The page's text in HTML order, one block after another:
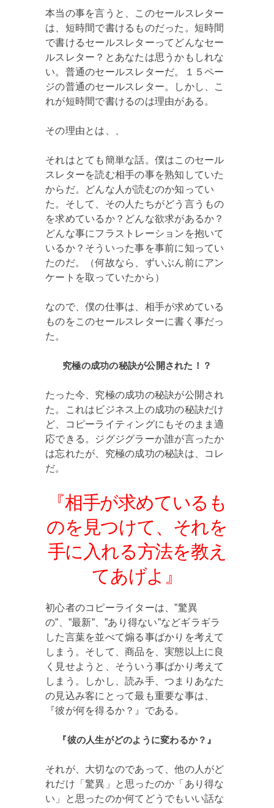
本当の事を言うと、このセールスレター
は、短時間で書けるものだった。短時間
で書けるセールスレターってどんなセー
ルスレター？とあなたは思うかもしれな
い。普通のセールスレターだ。１５ペー
ジの普通のセールスレター。しかし、こ
れが短時間で書けるのは理由がある。
その理由とは、、
それはとても簡単な話。僕はこのセール
スレターを読む相手の事を熟知していた
からだ。どんな人が読むのか知ってい
た。そして、その人たちがどう言うもの
を求めているか？どんな欲求があるか？
どんな事にフラストレーションを抱いて
いるか？そういった事を事前に知ってい
たのだ。（何故なら、ずいぶん前にアン
ケートを取っていたから）
なので、僕の仕事は、相手が求めている
ものをこのセールスレターに書く事だっ
た。
究極の成功の秘訣が公開された！？
たった今、究極の成功の秘訣が公開され
た。これはビジネス上の成功の秘訣だけ
ど、コピーライティングにもそのまま適
応できる。ジグジグラーか誰が言ったか
は忘れたが、究極の成功の秘訣は、コレ
だ。
『相手が求めているも
のを見つけて、それを
手に入れる方法を教え
てあげよ』
初心者のコピーライターは、”驚異
の”、”最新”、”あり得ない”などギラギラ
した言葉を並べて煽る事ばかりを考えて
しまう。そして、商品を、実態以上に良
く見せようと、そういう事ばかり考えて
しまう。しかし、読み手、つまりあなた
の見込み客にとって最も重要な事は、
『彼が何を得るか？』である。
『彼の人生がどのように変わるか？』
それが、大切なのであって、他の人がど
れだけ「驚異」と思ったのか「あり得な
い」と思ったのか何てどうでもいい話な